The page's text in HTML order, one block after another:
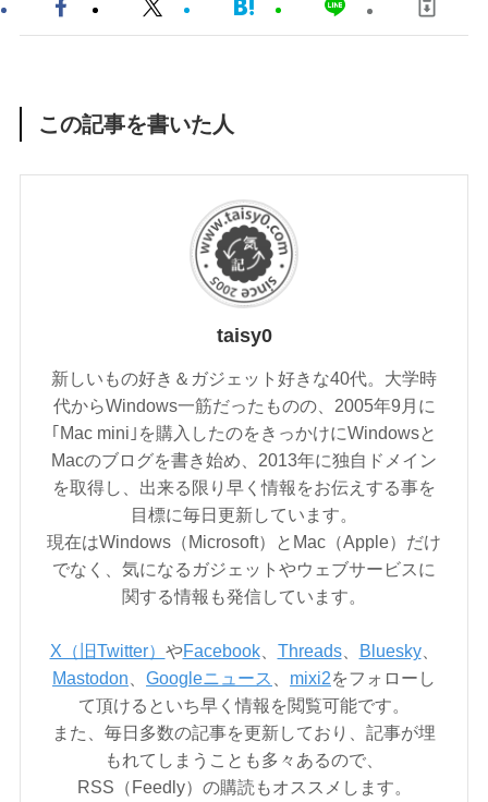
この記事を書いた人
taisy0
新しいもの好き＆ガジェット好きな40代。大学時
代からWindows一筋だったものの、2005年9月に
｢Mac mini｣を購入したのをきっかけにWindowsと
Macのブログを書き始め、2013年に独自ドメイン
を取得し、出来る限り早く情報をお伝えする事を
目標に毎日更新しています。
現在はWindows（Microsoft）とMac（Apple）だけ
でなく、気になるガジェットやウェブサービスに
関する情報も発信しています。
X（旧Twitter） やFacebook、 Threads、 Bluesky、
Mastodon
Googleニュース mixi2をフォローし
て頂けるといち早く情報を閲覧可能です。
また、毎日多数の記事を更新しており、記事が埋
もれてしまうことも多々あるので、
RSS（Feedly）の購読もオススメします。